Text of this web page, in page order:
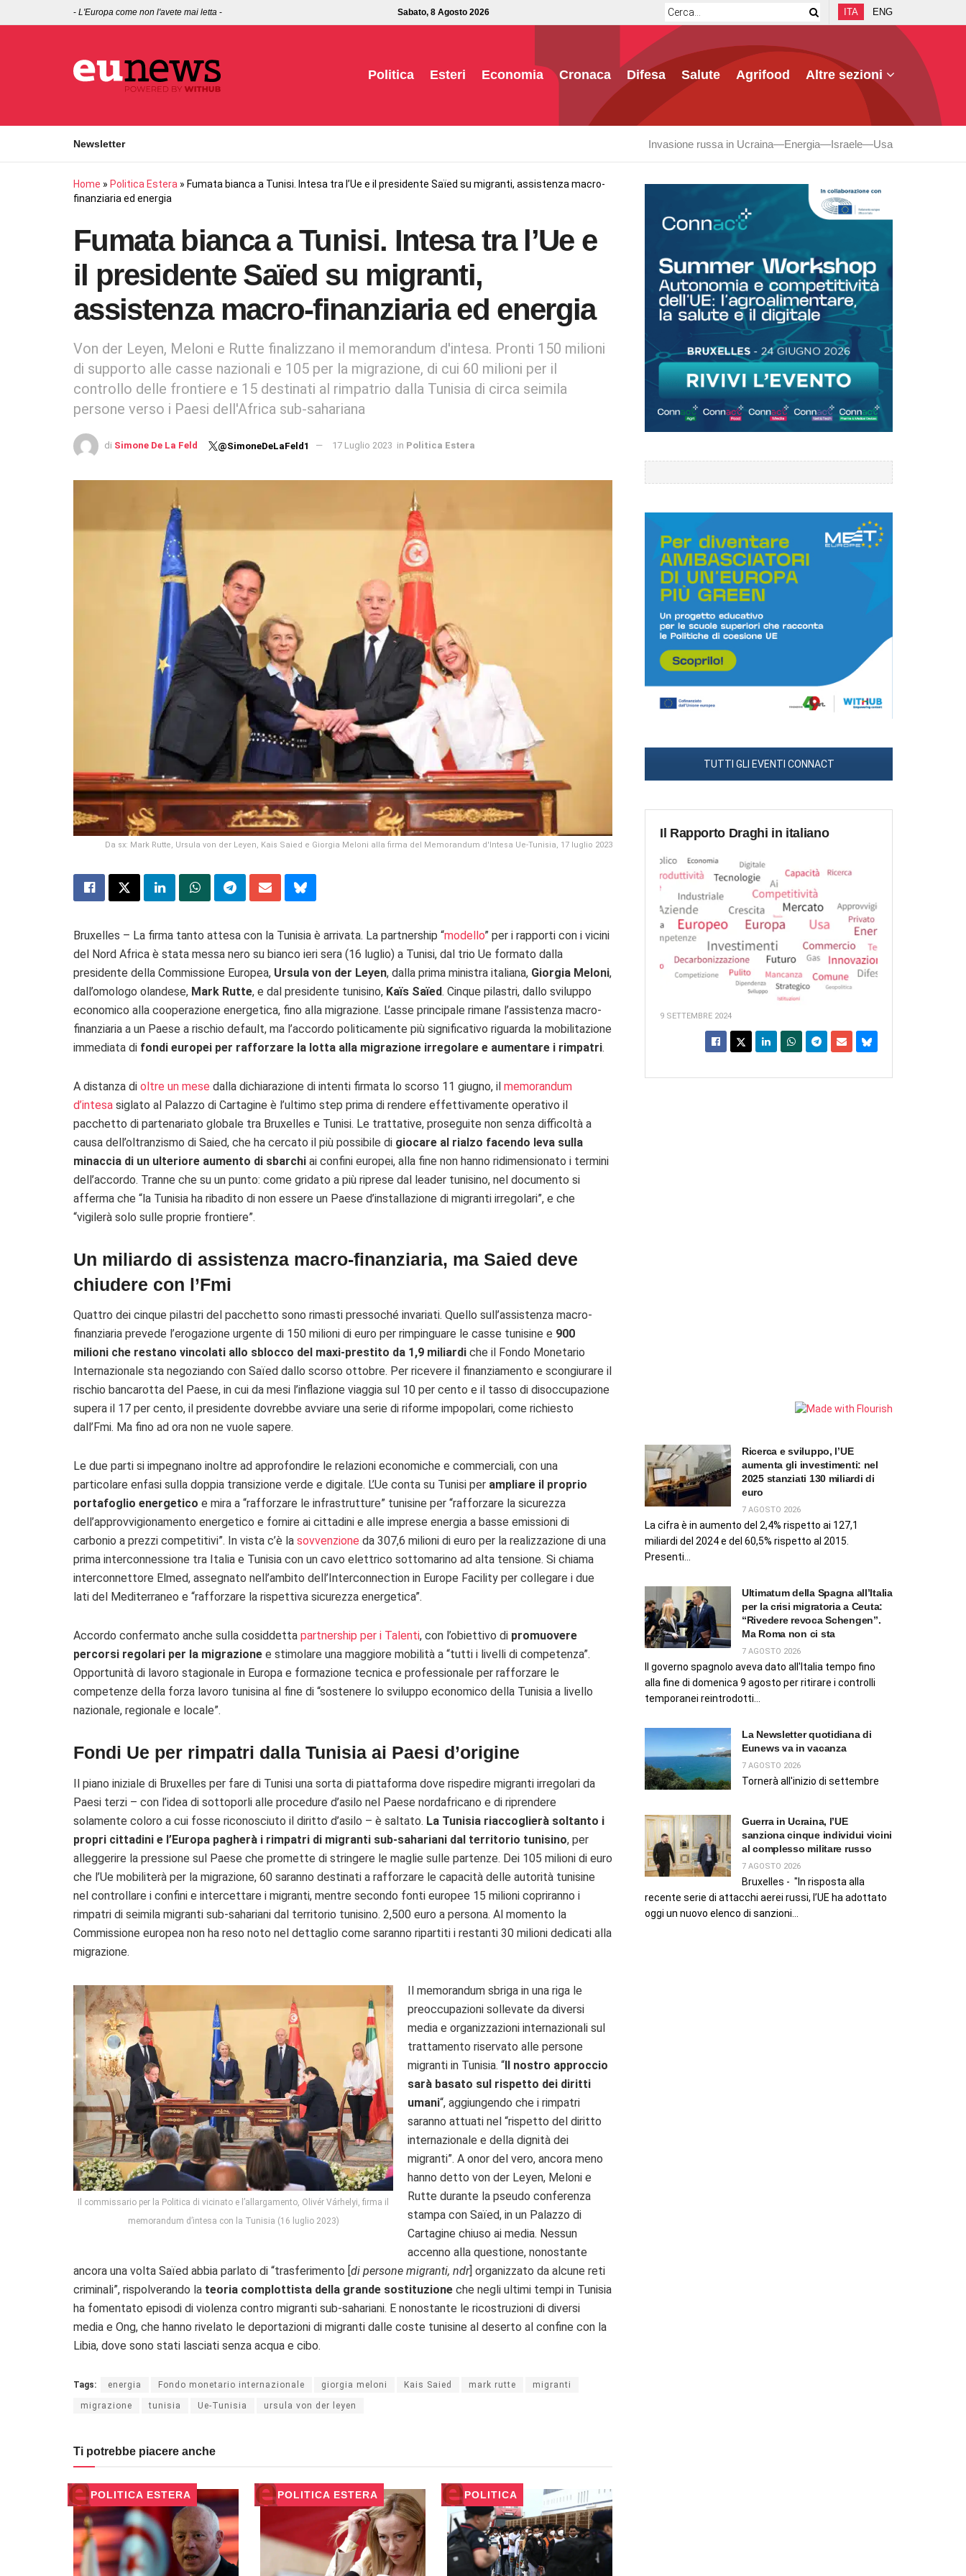
- L'Europa come non l'avete mai letta - Sabato, 8 Agosto 2026 ITA ENG
Politica Esteri Economia Cronaca Difesa Salute Agrifood Altre sezioni
Newsletter Invasione russa in Ucraina Energia Israele Usa
Home » Politica Estera » Fumata bianca a Tunisi. Intesa tra l’Ue e il presidente Saïed su migranti, assistenza macro-
finanziaria ed energia
Fumata bianca a Tunisi. Intesa tra l’Ue e
il presidente Saïed su migranti,
assistenza macro-finanziaria ed energia
Von der Leyen, Meloni e Rutte finalizzano il memorandum d'intesa. Pronti 150 milioni
di supporto alle casse nazionali e 105 per la migrazione, di cui 60 milioni per il
controllo delle frontiere e 15 destinati al rimpatrio dalla Tunisia di circa seimila
persone verso i Paesi dell'Africa sub-sahariana
di Simone De La Feld @SimoneDeLaFeld1 17 Luglio 2023 in Politica Estera
Da sx: Mark Rutte, Ursula von der Leyen, Kais Saied e Giorgia Meloni alla firma del Memorandum d'Intesa Ue-Tunisia, 17 luglio 2023
Bruxelles – La firma tanto attesa con la Tunisia è arrivata. La partnership “modello” per i rapporti con i vicini
del Nord Africa è stata messa nero su bianco ieri sera (16 luglio) a Tunisi, dal trio Ue formato dalla
presidente della Commissione Europea, Ursula von der Leyen, dalla prima ministra italiana, Giorgia Meloni,
dall’omologo olandese, Mark Rutte, e dal presidente tunisino, Kaïs Saïed. Cinque pilastri, dallo sviluppo
economico alla cooperazione energetica, fino alla migrazione. L’asse principale rimane l’assistenza macro-
finanziaria a un Paese a rischio default, ma l’accordo politicamente più significativo riguarda la mobilitazione
immediata di fondi europei per rafforzare la lotta alla migrazione irregolare e aumentare i rimpatri.
A distanza di oltre un mese dalla dichiarazione di intenti firmata lo scorso 11 giugno, il memorandum
d’intesa siglato al Palazzo di Cartagine è l’ultimo step prima di rendere effettivamente operativo il
pacchetto di partenariato globale tra Bruxelles e Tunisi. Le trattative, proseguite non senza difficoltà a
causa dell’oltranzismo di Saied, che ha cercato il più possibile di giocare al rialzo facendo leva sulla
minaccia di un ulteriore aumento di sbarchi ai confini europei, alla fine non hanno ridimensionato i termini
dell’accordo. Tranne che su un punto: come gridato a più riprese dal leader tunisino, nel documento si
afferma che “la Tunisia ha ribadito di non essere un Paese d’installazione di migranti irregolari”, e che
“vigilerà solo sulle proprie frontiere”.
Un miliardo di assistenza macro-finanziaria, ma Saied deve
chiudere con l’Fmi
Quattro dei cinque pilastri del pacchetto sono rimasti pressoché invariati. Quello sull’assistenza macro-
finanziaria prevede l’erogazione urgente di 150 milioni di euro per rimpinguare le casse tunisine e 900
milioni che restano vincolati allo sblocco del maxi-prestito da 1,9 miliardi che il Fondo Monetario
Internazionale sta negoziando con Saïed dallo scorso ottobre. Per ricevere il finanziamento e scongiurare il
rischio bancarotta del Paese, in cui da mesi l’inflazione viaggia sul 10 per cento e il tasso di disoccupazione
supera il 17 per cento, il presidente dovrebbe avviare una serie di riforme impopolari, come richiesto
dall’Fmi. Ma fino ad ora non ne vuole sapere.
Le due parti si impegnano inoltre ad approfondire le relazioni economiche e commerciali, con una
particolare enfasi sulla doppia transizione verde e digitale. L’Ue conta su Tunisi per ampliare il proprio
portafoglio energetico e mira a “rafforzare le infrastrutture” tunisine per “rafforzare la sicurezza
dell’approvvigionamento energetico e fornire ai cittadini e alle imprese energia a basse emissioni di
carbonio a prezzi competitivi”. In vista c’è la sovvenzione da 307,6 milioni di euro per la realizzazione di una
prima interconnessione tra Italia e Tunisia con un cavo elettrico sottomarino ad alta tensione. Si chiama
interconnettore Elmed, assegnato nell’ambito dell’Interconnection in Europe Facility per collegare i due
lati del Mediterraneo e “rafforzare la rispettiva sicurezza energetica”.
Accordo confermato anche sulla cosiddetta partnership per i Talenti, con l’obiettivo di promuovere
percorsi regolari per la migrazione e stimolare una maggiore mobilità a “tutti i livelli di competenza”.
Opportunità di lavoro stagionale in Europa e formazione tecnica e professionale per rafforzare le
competenze della forza lavoro tunisina al fine di “sostenere lo sviluppo economico della Tunisia a livello
nazionale, regionale e locale”.
Fondi Ue per rimpatri dalla Tunisia ai Paesi d’origine
Il piano iniziale di Bruxelles per fare di Tunisi una sorta di piattaforma dove rispedire migranti irregolari da
Paesi terzi – con l’idea di sottoporli alle procedure d’asilo nel Paese nordafricano e di riprendere
solamente coloro a cui fosse riconosciuto il diritto d’asilo – è saltato. La Tunisia riaccoglierà soltanto i
propri cittadini e l’Europa pagherà i rimpatri di migranti sub-sahariani dal territorio tunisino, per
alleggerire la pressione sul Paese che promette di stringere le maglie sulle partenze. Dei 105 milioni di euro
che l’Ue mobiliterà per la migrazione, 60 saranno destinati a rafforzare le capacità delle autorità tunisine
nel controllare i confini e intercettare i migranti, mentre secondo fonti europee 15 milioni copriranno i
rimpatri di seimila migranti sub-sahariani dal territorio tunisino. 2,500 euro a persona. Al momento la
Commissione europea non ha reso noto nel dettaglio come saranno ripartiti i restanti 30 milioni dedicati alla
migrazione.
Il commissario per la Politica di vicinato e l’allargamento, Olivér Várhelyi, firma il
memorandum d’intesa con la Tunisia (16 luglio 2023)
Il memorandum sbriga in una riga le
preoccupazioni sollevate da diversi
media e organizzazioni internazionali sul
trattamento riservato alle persone
migranti in Tunisia. “Il nostro approccio
sarà basato sul rispetto dei diritti
umani“, aggiungendo che i rimpatri
saranno attuati nel “rispetto del diritto
internazionale e della dignità dei
migranti”. A onor del vero, ancora meno
hanno detto von der Leyen, Meloni e
Rutte durante la pseudo conferenza
stampa con Saïed, in un Palazzo di
Cartagine chiuso ai media. Nessun
accenno alla questione, nonostante
ancora una volta Saïed abbia parlato di “trasferimento [di persone migranti, ndr] organizzato da alcune reti
criminali”, rispolverando la teoria complottista della grande sostituzione che negli ultimi tempi in Tunisia
ha fomentato episodi di violenza contro migranti sub-sahariani. E nonostante le ricostruzioni di diversi
media e Ong, che hanno rivelato le deportazioni di migranti dalle coste tunisine al deserto al confine con la
Libia, dove sono stati lasciati senza acqua e cibo.
Tags: energia Fondo monetario internazionale giorgia meloni Kais Saied mark rutte migranti
migrazione tunisia Ue-Tunisia ursula von der leyen
Ti potrebbe piacere anche
POLITICA ESTERA POLITICA ESTERA POLITICA
TUTTI GLI EVENTI CONNACT
Il Rapporto Draghi in italiano
9 SETTEMBRE 2024
Ricerca e sviluppo, l’UE
aumenta gli investimenti: nel
2025 stanziati 130 miliardi di
euro
7 AGOSTO 2026
La cifra è in aumento del 2,4% rispetto ai 127,1
miliardi del 2024 e del 60,5% rispetto al 2015.
Presenti...
Ultimatum della Spagna all’Italia
per la crisi migratoria a Ceuta:
“Rivedere revoca Schengen”.
Ma Roma non ci sta
7 AGOSTO 2026
Il governo spagnolo aveva dato all'Italia tempo fino
alla fine di domenica 9 agosto per ritirare i controlli
temporanei reintrodotti...
La Newsletter quotidiana di
Eunews va in vacanza
7 AGOSTO 2026
Tornerà all'inizio di settembre
Guerra in Ucraina, l’UE
sanziona cinque individui vicini
al complesso militare russo
7 AGOSTO 2026
Bruxelles - "In risposta alla
recente serie di attacchi aerei russi, l’UE ha adottato
oggi un nuovo elenco di sanzioni...